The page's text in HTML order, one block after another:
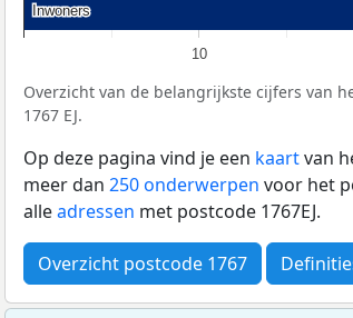
10
Inwoners
Inwoners
Overzicht van de belangrijkste cijfers van
1767 EJ.
Op deze pagina vind je een kaartvan
meer dan 250 onderwerpen voor het
alleadressen met postcode 1767EJ.
Overzicht postcode 1767